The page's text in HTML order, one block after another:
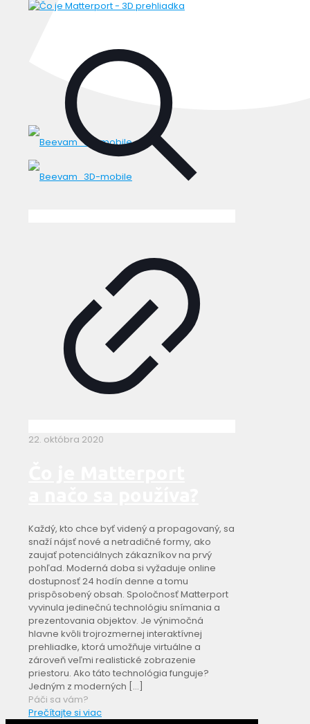
22. októbra 2020
Každý, kto chce byť videný a propagovaný, sa
snaží nájsť nové a netradičné formy, ako
zaujať potenciálnych zákazníkov na prvý
pohľad. Moderná doba si vyžaduje online
dostupnosť 24 hodín denne a tomu
prispôsobený obsah. Spoločnosť Matterport
vyvinula jedinečnú technológiu snímania a
prezentovania objektov. Je výnimočná
hlavne kvôli trojrozmernej interaktívnej
prehliadke, ktorá umožňuje virtuálne a
zároveň veľmi realistické zobrazenie
priestoru. Ako táto technológia funguje?
Jedným z moderných […]
Páči sa vám?
Prečítajte si viac